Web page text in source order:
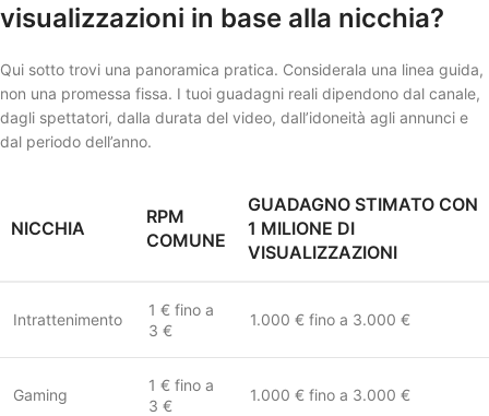
visualizzazioni in base alla nicchia?
Qui sotto trovi una panoramica pratica. Considerala una linea guida,
non una promessa fissa. I tuoi guadagni reali dipendono dal canale,
dagli spettatori, dalla durata del video, dall’idoneità agli annunci e
dal periodo dell’anno.
NICCHIA
RPM
COMUNE
GUADAGNO STIMATO CON
1 MILIONE DI
VISUALIZZAZIONI
Intrattenimento
1 € fino a
3 €
1.000 € fino a 3.000 €
Gaming
1 € fino a
3 €
1.000 € fino a 3.000 €